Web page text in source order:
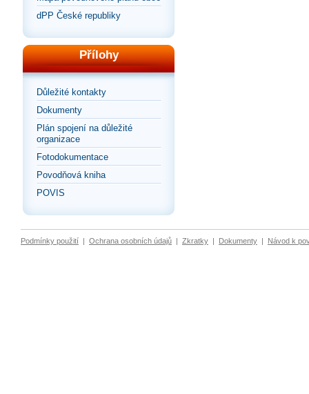
dPP České republiky
Přílohy
Důležité kontakty
Dokumenty
Plán spojení na důležité
organizace
Fotodokumentace
Povodňová kniha
POVIS
Podmínky použití | Ochrana osobních údajů | Zkratky | Dokumenty | Návod k